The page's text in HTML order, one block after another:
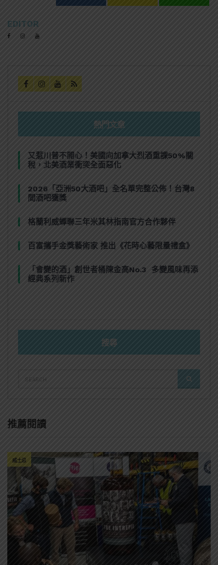
EDITOR
熱門文章
又惹川普不開心！美國向加拿大烈酒重課50%關
稅，北美酒業衝突全面惡化
2026「亞洲50大酒吧」全名單完整公佈！台灣8
間酒吧獲獎
格蘭利威蟬聯三年米其林指南官方合作夥伴
百富攜手金獎藝術家 推出《花時心藝限量禮盒》
「會變的酒」創世者桶陳金高No.3 多變風味再添
經典系列新作
搜尋
FOR:
SEARCH
推薦閱讀
威士忌